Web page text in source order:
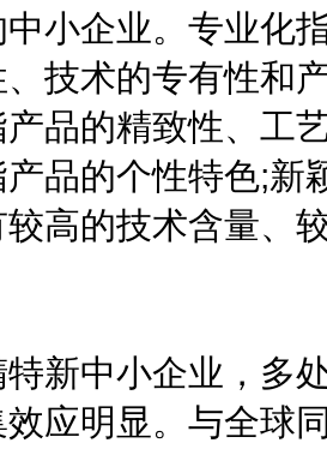
小企业。专业化
、技术的专有性和
品的精致性、工
品的个性特色;新
高的技术含量、
中小企业，多处
应明显。与全球